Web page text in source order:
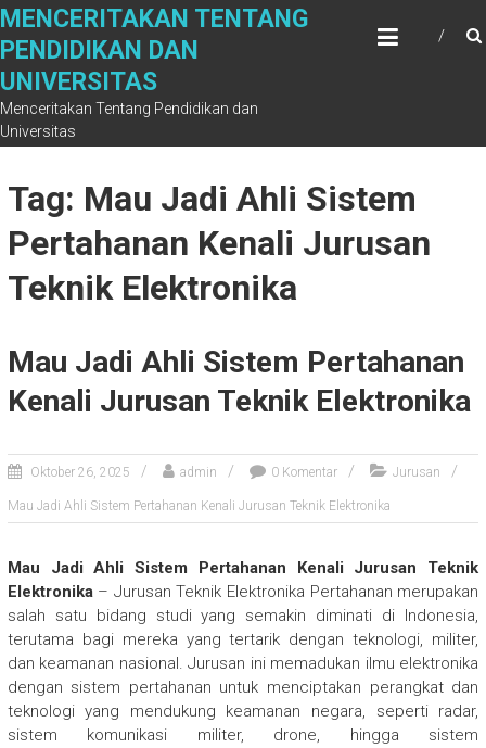
Skip
content
MENCERITAKAN TENTANG
PENDIDIKAN DAN
UNIVERSITAS
Menceritakan Tentang Pendidikan dan
Universitas
Tag: Mau Jadi Ahli Sistem
Pertahanan Kenali Jurusan
Teknik Elektronika
Mau Jadi Ahli Sistem Pertahanan
Kenali Jurusan Teknik Elektronika
Oktober 26, 2025 admin 0 Komentar Jurusan
Mau Jadi Ahli Sistem Pertahanan Kenali Jurusan Teknik Elektronika
Mau Jadi Ahli Sistem Pertahanan Kenali Jurusan Teknik
Elektronika– Jurusan Teknik Elektronika Pertahanan merupakan
salah satu bidang studi yang semakin diminati di Indonesia,
terutama bagi mereka yang tertarik dengan teknologi, militer,
dan keamanan nasional. Jurusan ini memadukan ilmu elektronika
dengan sistem pertahanan untuk menciptakan perangkat dan
teknologi yang mendukung keamanan negara, seperti radar,
sistem komunikasi militer, drone, hingga sistem